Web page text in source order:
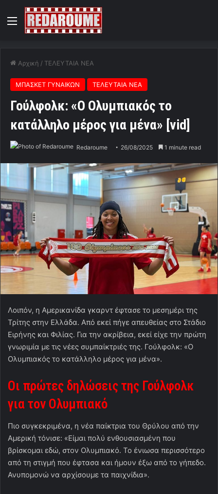
Menu
Αρχική / ΤΕΛΕΥΤΑΙΑ ΝΕΑ
ΜΠΑΣΚΕΤ ΓΥΝΑΙΚΩΝ ΤΕΛΕΥΤΑΙΑ ΝΕΑ
Γούλφολκ: «Ο Ολυμπιακός το
κατάλληλο μέρος για μένα» [vid]
Redaroume 26/08/2025 1 minute read
Λοιπόν, η Αμερικανίδα γκαρντ έφτασε το μεσημέρι της
Τρίτης στην Ελλάδα. Από εκεί πήγε απευθείας στο Στάδιο
Ειρήνης και Φιλίας. Για την ακρίβεια, εκεί είχε την πρώτη
γνωριμία με τις νέες συμπαίκτριές της. Γούλφολκ: «Ο
Ολυμπιακός το κατάλληλο μέρος για μένα».
Οι πρώτες δηλώσεις της Γούλφολκ
για τον Ολυμπιακό
Πιο συγκεκριμένα, η νέα παίκτρια του Θρύλου από την
Αμερική τόνισε: «Είμαι πολύ ενθουσιασμένη που
βρίσκομαι εδώ, στον Ολυμπιακό. Το ένιωσα περισσότερο
από τη στιγμή που έφτασα και ήμουν έξω από το γήπεδο.
Ανυπομονώ να αρχίσουμε τα παιχνίδια».